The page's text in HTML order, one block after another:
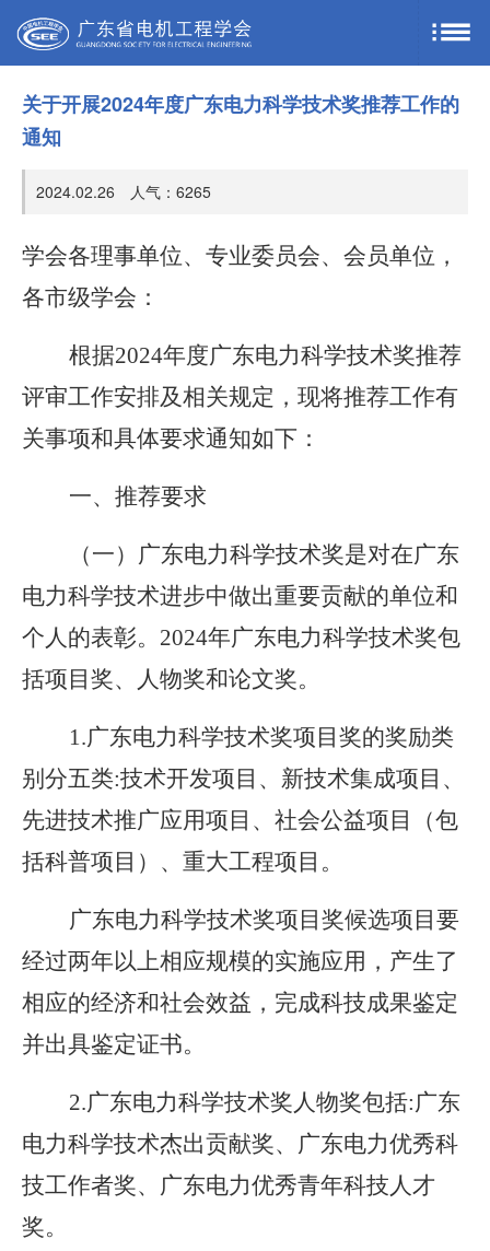
关于开展2024年度广东电力科学技术奖推荐工作的
通知
2024.02.26 人气： 6265
学会各理事单位、专业委员会、会员单位，
各市级学会：
根据2024年度广东电力科学技术奖推荐
评审工作安排及相关规定，现将推荐工作有
关事项和具体要求通知如下：
一、推荐要求
（一）广东电力科学技术奖是对在广东
电力科学技术进步中做出重要贡献的单位和
个人的表彰。 2024年广东电力科学技术奖包
括项目奖、人物奖和论文奖。
1.广东电力科学技术奖项目奖的奖励类
别分五类:技术开发项目、新技术集成项目、
先进技术推广应用项目、社会公益项目（包
括科普项目）、重大工程项目。
广东电力科学技术奖项目奖候选项目要
经过两年以上相应规模的实施应用，产生了
相应的经济和社会效益，完成科技成果鉴定
并出具鉴定证书。
2.广东电力科学技术奖人物奖包括:广东
电力科学技术杰出贡献奖、广东电力优秀科
技工作者奖、广东电力优秀青年科技人才
奖。